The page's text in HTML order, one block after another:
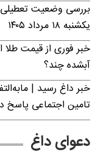
بررسی وضعیت تعطیلی
یکشنبه ۱۸ مرداد ۱۴۰۵
آبشده چند؟
خبر داغ رسید |
تامین اجتماعی پاسخ
دعوای داغ